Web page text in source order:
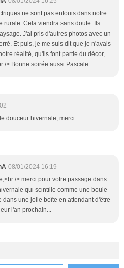
ne sont pas enfouis dans notre
rurale. Cela viendra sans doute. Ils
J'ai pris d'autres photos avec un
Et puis, je me suis dit que je n'avais
réalité, qu'ils font partie du décor,
/> Bonne soirée aussi Pascale.
douceur hivernale, merci
08/01/2024 16:19
/> merci pour votre passage dans
qui scintille comme une boule
dans une jolie boîte en attendant d'être
l'an prochain...